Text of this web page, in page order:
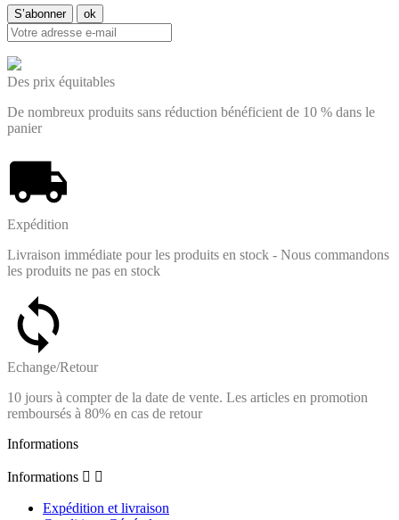
Des prix équitables
De nombreux produits sans réduction bénéficient de 10 % dans le
panier
Expédition
Livraison immédiate pour les produits en stock - Nous commandons
les produits ne pas en stock
Echange/Retour
10 jours à compter de la date de vente. Les articles en promotion
remboursés à 80% en cas de retour
Informations
Informations  
Expédition et livraison